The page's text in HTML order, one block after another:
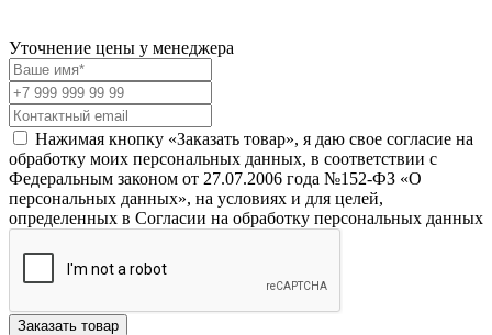
Уточнение цены у менеджера
Нажимая кнопку «Заказать товар», я даю свое согласие на
обработку моих персональных данных, в соответствии с
Федеральным законом от 27.07.2006 года №152-ФЗ «О
персональных данных», на условиях и для целей,
определенных в Согласии на обработку персональных данных
Заказать товар